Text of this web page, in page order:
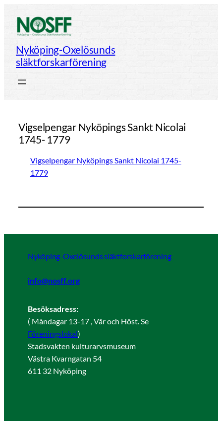
innehåll
Nyköping-Oxelösunds
släktforskarförening
Vigselpengar Nyköpings Sankt Nicolai
1745- 1779
Vigselpengar Nyköpings Sankt Nicolai 1745-
1779
Nyköping-Oxelösunds släktforskarförening
info@nosff.org
Besöksadress:
( Måndagar 13-17 , Vår och Höst. Se
Föreningslokal)
Stadsvakten kulturarvsmuseum
Västra Kvarngatan 54
611 32 Nyköping